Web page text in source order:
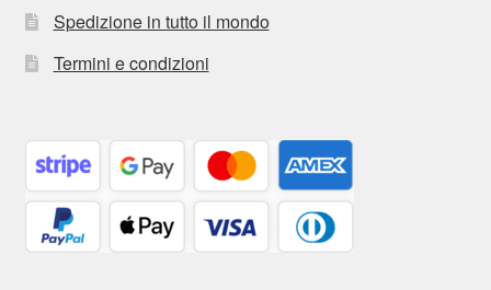
Spedizione in tutto il mondo
Termini e condizioni